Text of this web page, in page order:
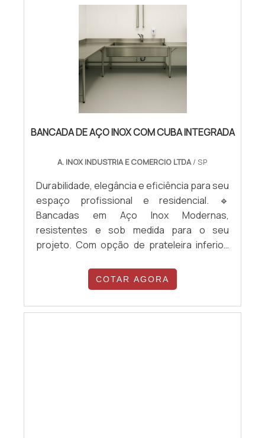
BANCADA DE AÇO INOX COM CUBA INTEGRADA
A. INOX INDUSTRIA E COMERCIO LTDA/ SP
Durabilidade, elegância e eficiência para seu
espaço profissional e residencial. 🔹
Bancadas em Aço Inox Modernas,
resistentes e sob medida para o seu
projeto. Com opção de prateleira inferior,
acrílico, reforço estrutural e acabamentos
Acabamento impecável ✅ Fácil higienização
COTAR AGORA